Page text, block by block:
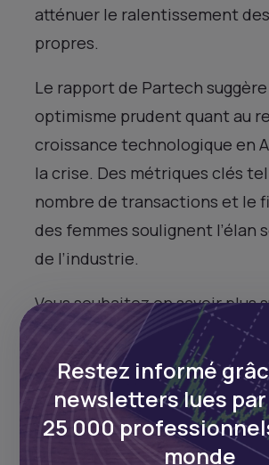
atténuer le ralentissement
propres.
Le rapport de Partech
optimisme prudent quant au
croissance technologique en
la crise. Des métriques clés
nombre de transactions et le
des femmes soulignent l’élan
de l’industrie.
Vous souhaitez en savoir plus
tendances en matière
accéder aux opportunités en
Téléchargez l’application Daba
magasins d’applications dès
Restez informé
newsletters lues
25 000
monde